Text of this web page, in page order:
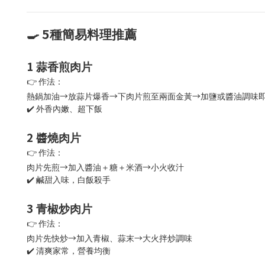
🍳 5種簡易料理推薦
1️ 蒜香煎肉片
👉 作法：
熱鍋加油→放蒜片爆香→下肉片煎至兩面金黃→加鹽或醬油調味
✔️ 外香內嫩、超下飯
2️ 醬燒肉片
👉 作法：
肉片先煎→加入醬油＋糖＋米酒→小火收汁
✔️ 鹹甜入味，白飯殺手
3️ 青椒炒肉片
👉 作法：
肉片先快炒→加入青椒、蒜末→大火拌炒調味
✔️ 清爽家常，營養均衡